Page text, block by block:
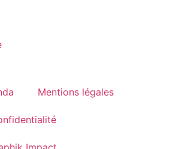
Mentions légales